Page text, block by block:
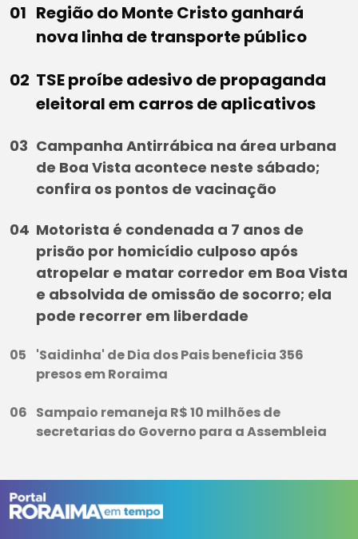
Região do Monte Cristo ganhará
nova linha de transporte público
TSE proíbe adesivo de propaganda
eleitoral em carros de aplicativos
Campanha Antirrábica na área urbana
de Boa Vista acontece neste sábado;
confira os pontos de vacinação
Motorista é condenada a 7 anos de
prisão por homicídio culposo após
atropelar e matar corredor em Boa Vista
e absolvida de omissão de socorro; ela
pode recorrer em liberdade
'Saidinha' de Dia dos Pais beneficia 356
presos em Roraima
Sampaio remaneja R$ 10 milhões de
secretarias do Governo para a Assembleia